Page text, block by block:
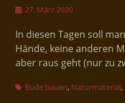
Veröffentlicht
27. März 2020
In diesen Tagen soll
Hände, keine anderen
aber raus geht (nur zu
Schlagworte
Bude bauen, Naturmaterial,